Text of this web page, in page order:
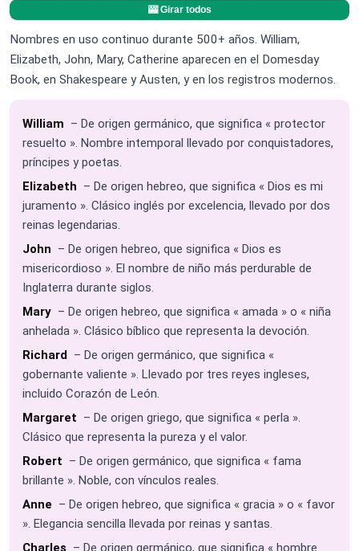
🎰 Girar todos
Nombres en uso continuo durante 500+ años. William,
Elizabeth, John, Mary, Catherine aparecen en el Domesday
Book, en Shakespeare y Austen, y en los registros modernos.
William – De origen germánico, que significa « protector
resuelto ». Nombre intemporal llevado por conquistadores,
príncipes y poetas.
Elizabeth – De origen hebreo, que significa « Dios es mi
juramento ». Clásico inglés por excelencia, llevado por dos
reinas legendarias.
John – De origen hebreo, que significa « Dios es
misericordioso ». El nombre de niño más perdurable de
Inglaterra durante siglos.
Mary – De origen hebreo, que significa « amada » o « niña
anhelada ». Clásico bíblico que representa la devoción.
Richard – De origen germánico, que significa «
gobernante valiente ». Llevado por tres reyes ingleses,
incluido Corazón de León.
Margaret – De origen griego, que significa « perla ».
Clásico que representa la pureza y el valor.
Robert – De origen germánico, que significa « fama
brillante ». Noble, con vínculos reales.
Anne – De origen hebreo, que significa « gracia » o « favor
». Elegancia sencilla llevada por reinas y santas.
Charles – De origen germánico, que significa « hombre